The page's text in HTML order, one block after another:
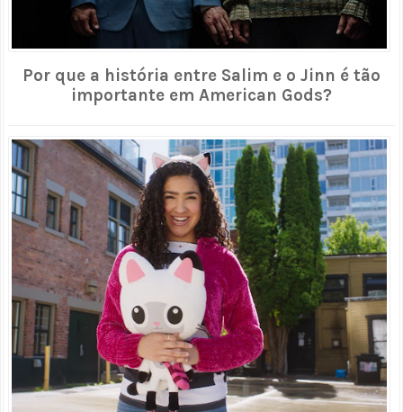
Por que a história entre Salim e o Jinn é tão
importante em American Gods?